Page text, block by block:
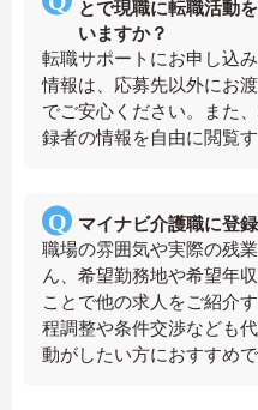
とで現職に転職活動
いますか？
転職サポートにお申し込
情報は、応募先以外にお
でご安心ください。また
録者の情報を自由に閲覧
マイナビ介護職に登
職場の雰囲気や実際の残
ん、希望勤務地や希望年
ことで他の求人をご紹介
程調整や条件交渉なども
動がしたい方におすすめで